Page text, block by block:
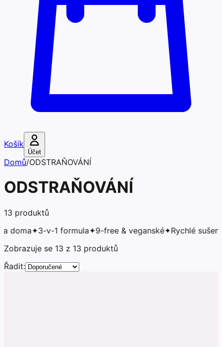
Košík
Účet
Domů/ODSTRAŇOVÁNÍ
ODSTRAŇOVÁNÍ
13 produktů
✦3-v-1 formula✦9-free & veganské✦Rychlé sušení pod
Zobrazuje se 13 z 13 produktů
Řadit: